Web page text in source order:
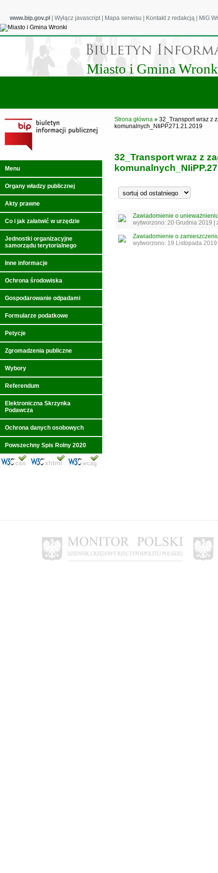
www.bip.gov.pl Wyłącz javascript| Mapa serwisu Kontakt z redakcją MiG
Miasto i Gmina
Menu
Organy władzy publicznej
Akty prawne
Co i jak załatwić w urzędzie
Jednostki organizacyjne
samorządu terytorialnego
Inne informacje
Ochrona środowiska
Gospodarowanie odpadami
Formularze podatkowe
Petycje
Zgromadzenia publiczne
Wybory
Referendum
Elektroniczna Skrzynka
Podawcza
Ochrona danych osobowych
Powszechny Spis Rolny 2020
Strona główna » 32_Transport wraz z
komunalnych_NIiPP.271.21.2019
32_Transport wraz z
Zawiadomienie o
wytworzono: 20 Grudnia 2019
Zawiadomienie o
wytworzono: 19 Listopada